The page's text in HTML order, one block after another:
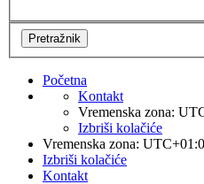
Početna
Kontakt
Vremenska zona:
Izbriši kolačiće
Vremenska zona:
Izbriši kolačiće
Kontakt